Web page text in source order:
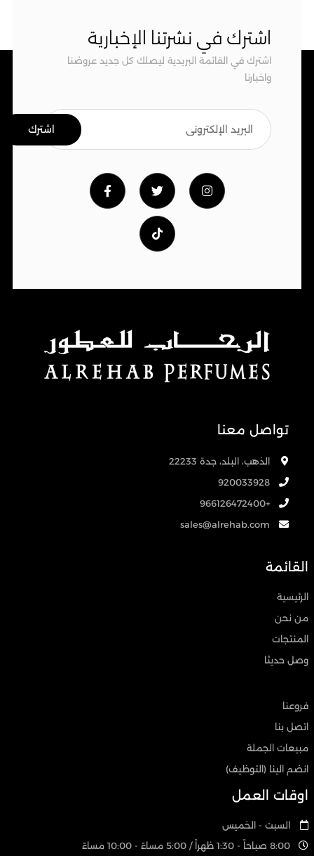
اشترك في نشرتنا الإخبارية
اشترك في القائمة البريدية ليصلك كل جديد عروضنا
واخبارنا
تواصل معنا
الذهب، البلد، جدة 22233
920033928
+966126472400
sales@alrehab.com
القائمة
الرئيسية
من نحن
المنتجات
وصل حديثا
فروعنا
اتصل بنا
مبيعات الجملة
انضم الينا (التوظيف)
اوقات العمل
السبت - الخميس
8:00 صباحاً - 1:30 ظهراً / 5:00 مساءً - 10:00 مساءً